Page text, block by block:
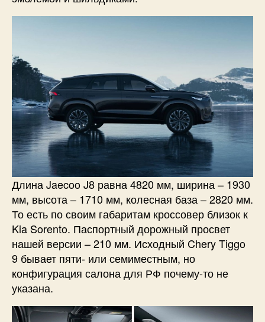
Длина Jaecoo J8 равна 4820 мм, ширина – 1930
мм, высота – 1710 мм, колесная база – 2820 мм.
То есть по своим габаритам кроссовер близок к
Kia Sorento. Паспортный дорожный просвет
нашей версии – 210 мм. Исходный Chery Tiggo
9 бывает пяти- или семиместным, но
конфигурация салона для РФ почему-то не
указана.